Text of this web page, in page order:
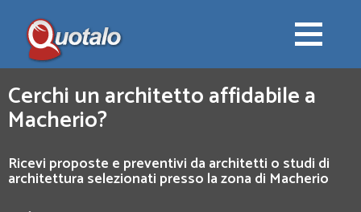
Cerchi un architetto affidabile a
Macherio?
Ricevi proposte e preventivi da architetti o studi di
architettura selezionati presso la zona di Macherio